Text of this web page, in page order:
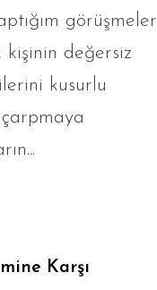
görüşmeler
kişinin değersiz
kusurlu
Karşı